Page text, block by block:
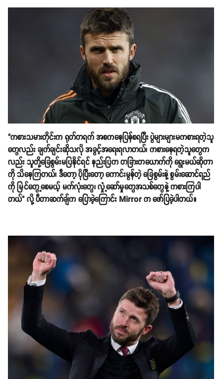
"ကစားသမားတိုင်းက ရုတ်တရက် အစကနေပြန်စရပြီး ပွဲများများမကစားရတဲ့သူ
တွေလည်း ချက်ချင်းဆိုသလို အခွင့်အရေးရလာတယ်၊ ကစားနေရတဲ့သူတွေက
လည်း သူတို့ခြေစွမ်းမပြနိုင်ရင် နည်းပြက တခြားတယောက်ကို ရွေးမယ်ဆိုတာ
ကို သိနေကြတယ်၊ ဒီတော့ ပိုပြီးတော့ ကောင်းမွန်တဲ့ ခြေစွမ်းနဲ့ စွမ်းဆောင်ရည်
ကို မြင်တွေ့စေမယ့် မက်လုံးတွေ၊ လှုံ့ဆော်မှုတွေအသစ်တွေနဲ့ ကစားကြပါ
တယ်" လို့ ပီတာဆက်ချ်က ပြောခဲ့ကြောင်း Mirror က ဖော်ပြခဲ့ပါတယ်။